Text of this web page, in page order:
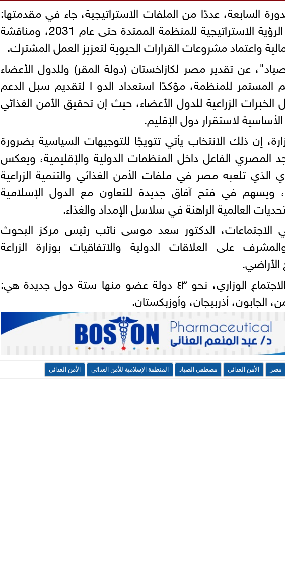
السابعة، عددًا من الملفات الاستراتيجية، جاء في مقدمتها:
استعراض الرؤية الاستراتيجية للمنظمة الممتدة حتى عام 2031، ومناقشة
واعتماد مشروعات القرارات الحيوية لتعزيز العمل المشترك.
عن تقدير مصر لكازاخستان (دولة المقر) وللدول الأعضاء
للمنظمة، مؤكدًا استعداد الدو ا لتقديم سبل الدعم
الخبرات الزراعية للدول الأعضاء، حيث إن تحقيق الأمن الغذائي
لاستقرار دول الإقليم.
إن ذلك الانتخاب يأتي تتويجًا للتوجيهات السياسية بضرورة
المصري الفاعل داخل المنظمات الدولية والإقليمية، ويعكس
الذي تلعبه مصر في ملفات الأمن الغذائي والتنمية الزراعية
ويسهم في فتح آفاق جديدة للتعاون مع الدول الإسلامية
العالمية الراهنة في سلاسل الإمداد والغذاء.
الدكتور سعد موسى نائب رئيس مركز البحوث
والمشرف على العلاقات الدولية والاتفاقيات بوزارة الزراعة
كما حضر الاجتماع الوزاري، نحو ٤٣ دولة عضو منها ستة دول جديدة هي:
الجابون، أذربيجان، وأوزبكستان.
مصر الأمن الغذائي مصطفى الصياد المنظمة الإسلامية للأمن الغذائي الأمن الغذائي